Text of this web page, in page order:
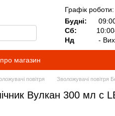
Графік роботи:
Будні:
Сб:
Нд
-
про магазин
повітря Зволожувачі повітря
Вулкан 300 мл с